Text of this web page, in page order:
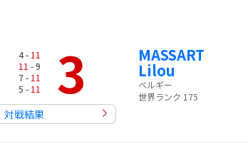
4 - 11
11 - 9
7 - 11
5 - 11 3
対戦結果
MASSART
Lilou
ベルギー
世界ランク 175